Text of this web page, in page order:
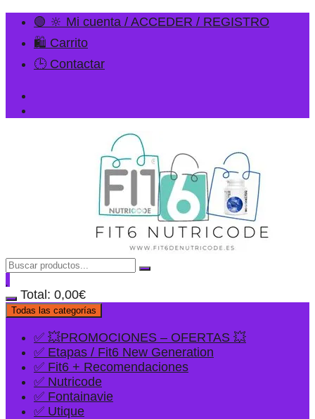
🟢 🔆 Mi cuenta / ACCEDER / REGISTRO
🛍️ Carrito
🕒 Contactar
Total: 0,00€
Todas las categorías
✅ 💥PROMOCIONES – OFERTAS 💥
✅ Etapas / Fit6 New Generation
✅ Fit6 + Recomendaciones
✅ Nutricode
✅ Fontainavie
✅ Utique